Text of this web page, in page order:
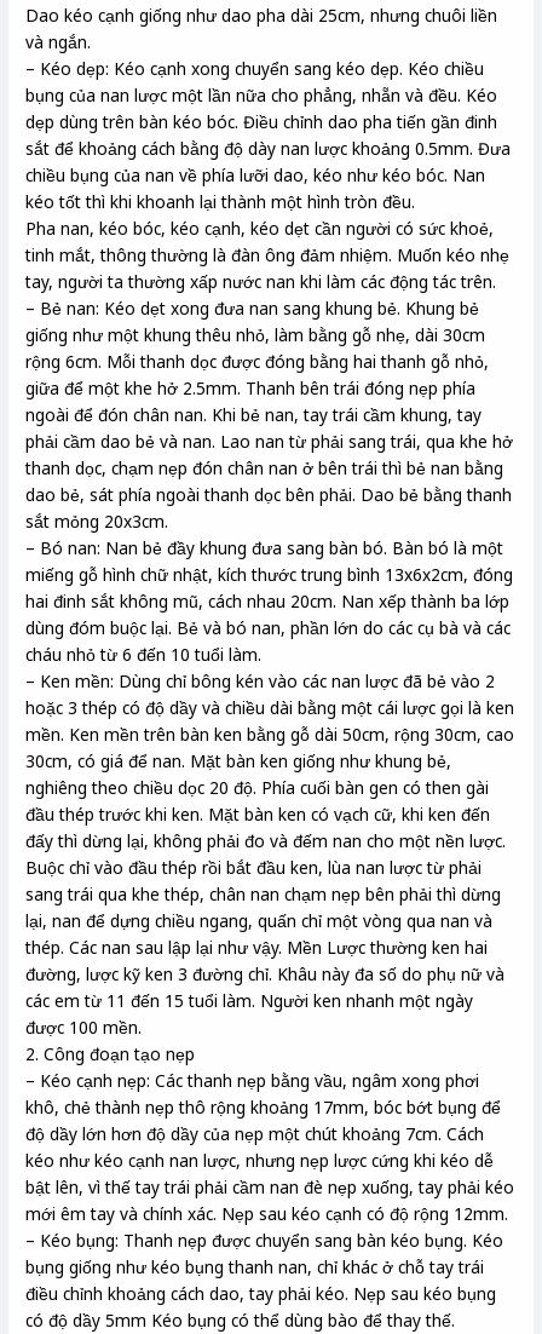
Dao kéo cạnh giống như dao pha dài 25cm, nhưng chuôi liền
và ngắn.
– Kéo dẹp: Kéo cạnh xong chuyển sang kéo dẹp. Kéo chiều
bụng của nan lược một lần nữa cho phẳng, nhẵn và đều. Kéo
dẹp dùng trên bàn kéo bóc. Điều chỉnh dao pha tiến gần đinh
sắt để khoảng cách bằng độ dày nan lược khoảng 0.5mm. Đưa
chiều bụng của nan về phía lưỡi dao, kéo như kéo bóc. Nan
kéo tốt thì khi khoanh lại thành một hình tròn đều.
Pha nan, kéo bóc, kéo cạnh, kéo dẹt cần người có sức khoẻ,
tinh mắt, thông thường là đàn ông đảm nhiệm. Muốn kéo nhẹ
tay, người ta thường xấp nước nan khi làm các động tác trên.
– Bẻ nan: Kéo dẹt xong đưa nan sang khung bẻ. Khung bẻ
giống như một khung thêu nhỏ, làm bằng gỗ nhẹ, dài 30cm
rộng 6cm. Mỗi thanh dọc được đóng bằng hai thanh gỗ nhỏ,
giữa để một khe hở 2.5mm. Thanh bên trái đóng nẹp phía
ngoài để đón chân nan. Khi bẻ nan, tay trái cầm khung, tay
phải cầm dao bẻ và nan. Lao nan từ phải sang trái, qua khe hở
thanh dọc, chạm nẹp đón chân nan ở bên trái thì bẻ nan bằng
dao bẻ, sát phía ngoài thanh dọc bên phải. Dao bẻ bằng thanh
sắt mỏng 20x3cm.
– Bó nan: Nan bẻ đầy khung đưa sang bàn bó. Bàn bó là một
miếng gỗ hình chữ nhật, kích thước trung bình 13x6x2cm, đóng
hai đinh sắt không mũ, cách nhau 20cm. Nan xếp thành ba lớp
dùng đóm buộc lại. Bẻ và bó nan, phần lớn do các cụ bà và các
cháu nhỏ từ 6 đến 10 tuổi làm.
– Ken mền: Dùng chỉ bông kén vào các nan lược đã bẻ vào 2
hoặc 3 thép có độ dầy và chiều dài bằng một cái lược gọi là ken
mền. Ken mền trên bàn ken bằng gỗ dài 50cm, rộng 30cm, cao
30cm, có giá để nan. Mặt bàn ken giống như khung bẻ,
nghiêng theo chiều dọc 20 độ. Phía cuối bàn gen có then gài
đầu thép trước khi ken. Mặt bàn ken có vạch cữ, khi ken đến
đấy thì dừng lại, không phải đo và đếm nan cho một nền lược.
Buộc chỉ vào đầu thép rồi bắt đầu ken, lùa nan lược từ phải
sang trái qua khe thép, chân nan chạm nẹp bên phải thì dừng
lại, nan để dựng chiều ngang, quấn chỉ một vòng qua nan và
thép. Các nan sau lập lại như vậy. Mền Lược thường ken hai
đường, lược kỹ ken 3 đường chỉ. Khâu này đa số do phụ nữ và
các em từ 11 đến 15 tuổi làm. Người ken nhanh một ngày
được 100 mền.
2. Công đoạn tạo nẹp
– Kéo cạnh nẹp: Các thanh nẹp bằng vầu, ngâm xong phơi
khô, chẻ thành nẹp thô rộng khoảng 17mm, bóc bớt bụng để
độ dầy lớn hơn độ dầy của nẹp một chút khoảng 7cm. Cách
kéo như kéo cạnh nan lược, nhưng nẹp lược cứng khi kéo dễ
bật lên, vì thế tay trái phải cầm nan đè nẹp xuống, tay phải kéo
mới êm tay và chính xác. Nẹp sau kéo cạnh có độ rộng 12mm.
– Kéo bụng: Thanh nẹp được chuyển sang bàn kéo bụng. Kéo
bụng giống như kéo bụng thanh nan, chỉ khác ở chỗ tay trái
điều chỉnh khoảng cách dao, tay phải kéo. Nẹp sau kéo bụng
có độ dầy 5mm Kéo bụng có thể dùng bào để thay thế.